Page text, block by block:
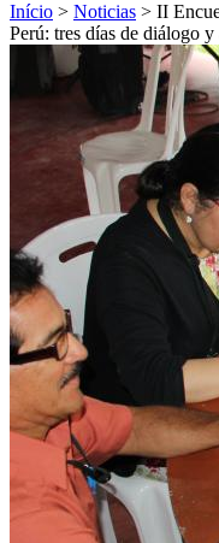
Início > Noticias > II
Perú: tres días de diálogo y